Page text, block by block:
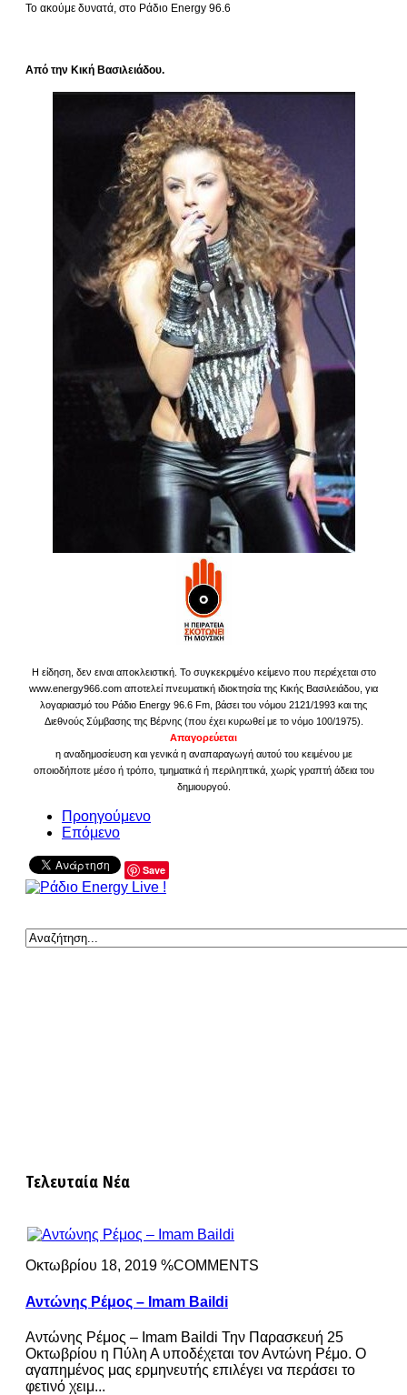
Το ακούμε δυνατά, στο Ράδιο Energy 96.6
Από την Κική Βασιλειάδου.
Η είδηση, δεν ειναι αποκλειστική. Το συγκεκριμένο κείμενο που περιέχεται στο
www.energy966.com αποτελεί πνευματική ιδιοκτησία της Κικής Βασιλειάδου, για
λογαριασμό του Ράδιο Energy 96.6 Fm, βάσει του νόμου 2121/1993 και της
Διεθνούς Σύμβασης της Βέρνης (που έχει κυρωθεί με το νόμο 100/1975).
Απαγορεύεται
η αναδημοσίευση και γενικά η αναπαραγωγή αυτού του κειμένου με
οποιοδήποτε μέσο ή τρόπο, τμηματικά ή περιληπτικά, χωρίς γραπτή άδεια του
δημιουργού.
Προηγούμενο
Επόμενο
Save
Τελευταία Νέα
Οκτωβρίου 18, 2019 %COMMENTS
Αντώνης Ρέμος – Imam Baildi
Αντώνης Ρέμος – Imam Baildi Την Παρασκευή 25
Οκτωβρίου η Πύλη Α υποδέχεται τον Αντώνη Ρέμο. Ο
αγαπημένος μας ερμηνευτής επιλέγει να περάσει το
φετινό χειμ...